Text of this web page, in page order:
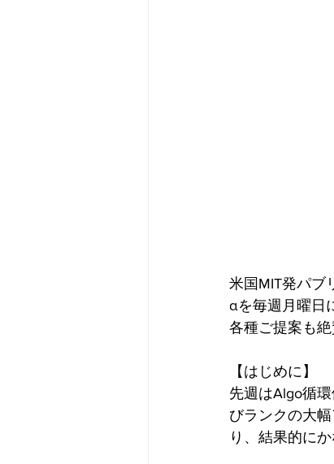
米国MIT発パブ
αを毎週月曜日
各種ご提案も
【はじめに】
先週はAlgo循
びランクの大
り、結果的に